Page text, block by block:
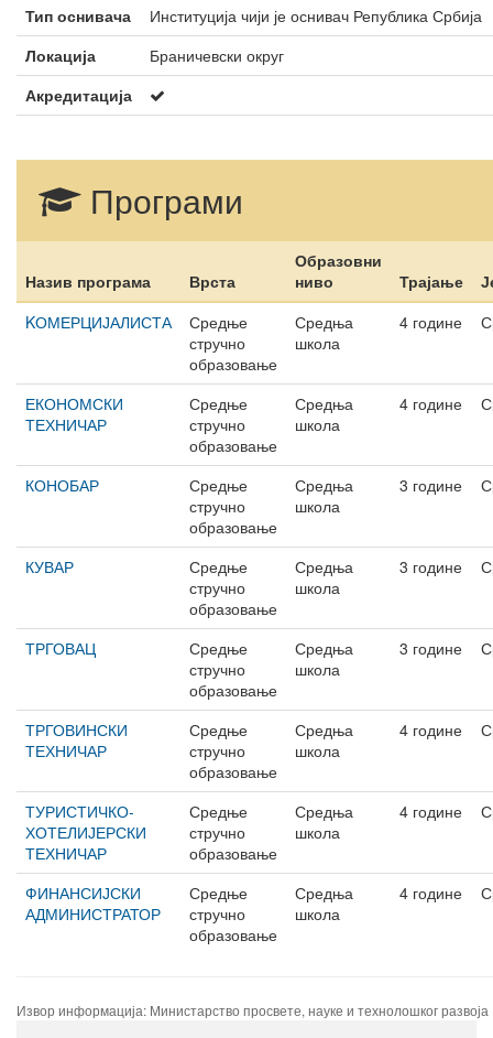
Тип оснивача
Институција чији је оснивач Република Србија
Локација
Браничевски округ
Акредитација
Програми
Назив програма Врста
Образовни
ниво
Трајање
KОМЕРЦИЈАЛИСТА
Средње
стручно
образовање
Средња
школа
4 године
ЕКОНОМСКИ
ТЕХНИЧАР
Средње
стручно
образовање
Средња
школа
4 године
КОНОБАР
Средње
стручно
образовање
Средња
школа
3 године
КУВАР
Средње
стручно
образовање
Средња
школа
3 године
ТРГОВАЦ
Средње
стручно
образовање
Средња
школа
3 године
ТРГОВИНСКИ
ТЕХНИЧАР
Средње
стручно
образовање
Средња
школа
4 године
ТУРИСТИЧКО-
ХОТЕЛИЈЕРСКИ
ТЕХНИЧАР
Средње
стручно
образовање
Средња
школа
4 године
ФИНАНСИЈСКИ
АДМИНИСТРАТОР
Средње
стручно
образовање
Средња
школа
4 године
Извор информација: Министарство просвете, науке и технолошког развоја